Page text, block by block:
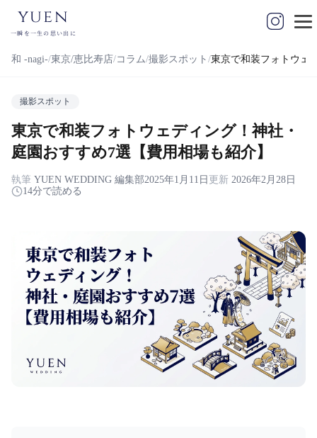
yuen
一瞬を一生の思い出に
和 -nagi- 東京/恵比寿店 コラム 撮影スポット 東京で和装フォトウェ
撮影スポット
東京で和装フォトウェディング！神社・
庭園おすすめ7選【費用相場も紹介】
執筆 YUEN WEDDING 編集部2025年1月11日 更新 2026年2月28日
14分で読める